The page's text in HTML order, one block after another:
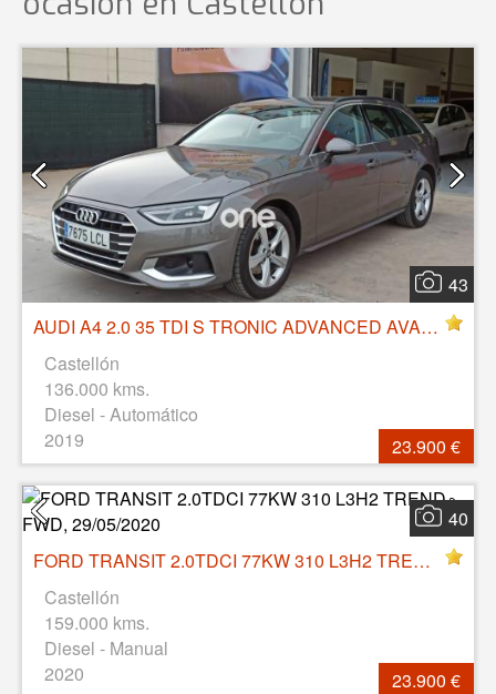
43
AUDI A4 2.0 35 TDI S TRONIC ADVANCED AVANT hibrido IHEV, 163 CV, 14/11/2019,
Castellón
136.000 kms.
Diesel - Automático
2019
23.900 €
40
FORD TRANSIT 2.0TDCI 77KW 310 L3H2 TREND FWD, 29/05/2020
Castellón
159.000 kms.
Diesel - Manual
2020
23.900 €